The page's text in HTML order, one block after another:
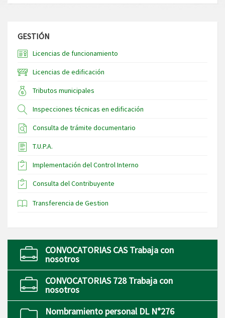
GESTIÓN
Licencias de funcionamiento
Licencias de edificación
Tributos municipales
Inspecciones técnicas en edificación
Consulta de trámite documentario
T.U.P.A.
Implementación del Control Interno
Consulta del Contribuyente
Transferencia de Gestion
CONVOCATORIAS CAS Trabaja con
nosotros
CONVOCATORIAS 728 Trabaja con
nosotros
Nombramiento personal DL N°276